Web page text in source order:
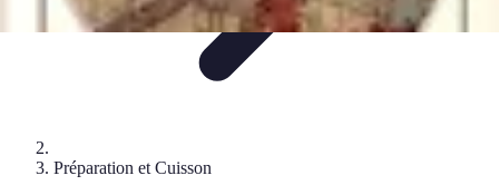
Préparation et Cuisson